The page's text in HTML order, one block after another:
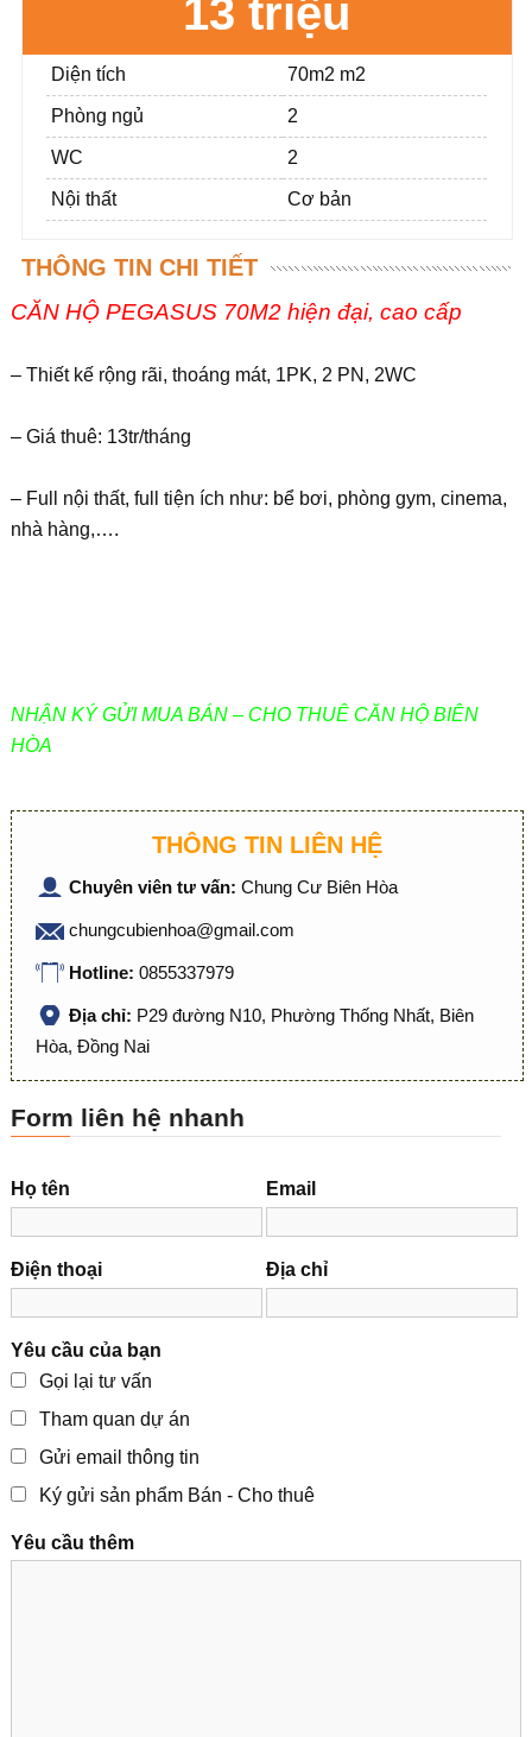
13 triệu
Diện tích 70m2 m2
Phòng ngủ 2
WC 2
Nội thất Cơ bản
THÔNG TIN CHI TIẾT
CĂN HỘ PEGASUS 70M2 hiện đại, cao cấp
– Thiết kế rộng rãi, thoáng mát, 1PK, 2 PN, 2WC
– Giá thuê: 13tr/tháng
– Full nội thất, full tiện ích như: bể bơi, phòng gym, cinema,
nhà hàng,….
NHẬN KÝ GỬI MUA BÁN – CHO THUÊ CĂN HỘ BIÊN
HÒA
THÔNG TIN LIÊN HỆ
Chuyên viên tư vấn: Chung Cư Biên Hòa
chungcubienhoa@gmail.com
Hotline: 0855337979
Địa chỉ: P29 đường N10, Phường Thống Nhất, Biên
Hòa, Đồng Nai
Form liên hệ nhanh
Họ tên Email
Điện thoại Địa chỉ
Yêu cầu của bạn
Gọi lại tư vấn
Tham quan dự án
Gửi email thông tin
Ký gửi sản phẩm Bán - Cho thuê
Yêu cầu thêm